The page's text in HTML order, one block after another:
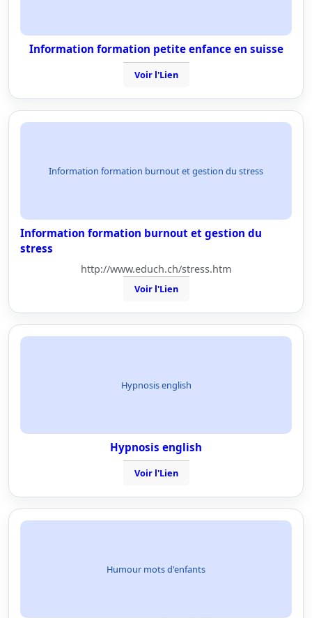
Information formation petite enfance en suisse
Voir l'Lien
Information formation burnout et gestion du stress
Information formation burnout et gestion du
stress
http://www.educh.ch/stress.htm
Voir l'Lien
Hypnosis english
Hypnosis english
Voir l'Lien
Humour mots d'enfants